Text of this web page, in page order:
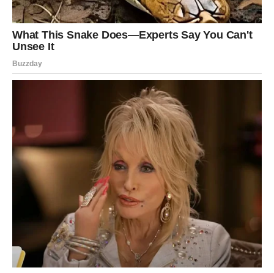
Sudbina vam otkriva ono što je bilo
skriveno
Pred vama su veoma snažni trenuci.
Nova energija donosi vam spontane događaje i
neočekivane razgovore.
Jedna osoba sada vam otkriva mnogo više nego što ste
očekivali.
Istina vam dolazi kada je najmanje
očekujete